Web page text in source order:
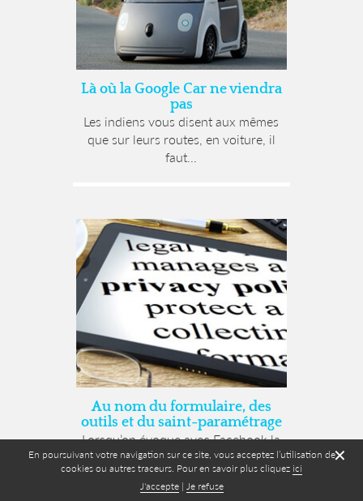
✕
En poursuivant votre navigation sur ce site, vous acceptez l’utilisation de
cookies ou autres traceurs. Pour en savoir plus cliquez ici
J'accepte| Je refuse
Là où la Google Car ne viendra
pas
Les indiens vous disent aux mêmes
que sur leurs routes, en voiture, il
faut...
Au nom du formulaire, des
outils et du saint-paramétrage
Lorsqu’on évoque avec Facebook la
vie privée, la société fondée par Marck
Zuckerberg répond...